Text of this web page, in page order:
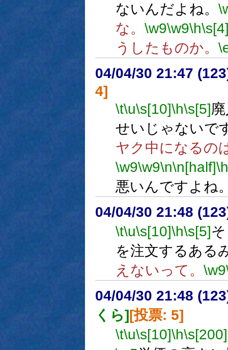
ないんだよね。
な。 \w9\w9\h
うしたものか。
04/04/30 21:47
4]
\t\u\s[10]\h\s[5]
せいじゃないで
ヤク中になるの
\w9\w9\n\n[half]\h
悪いんですよね
04/04/30 21:48
\t\u\s[10]\h\s[5]
を注文するある
えないって。 \w9
04/04/30 21:48
くら] [投票: 5]
\t\u\s[10]\h\s[200]